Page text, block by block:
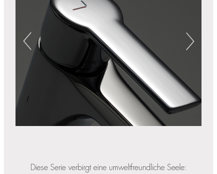
Diese Serie verbirgt eine umweltfreundliche Seele: